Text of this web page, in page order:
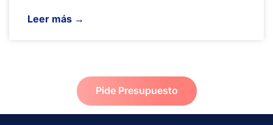
Leer más →
Pide Presupuesto